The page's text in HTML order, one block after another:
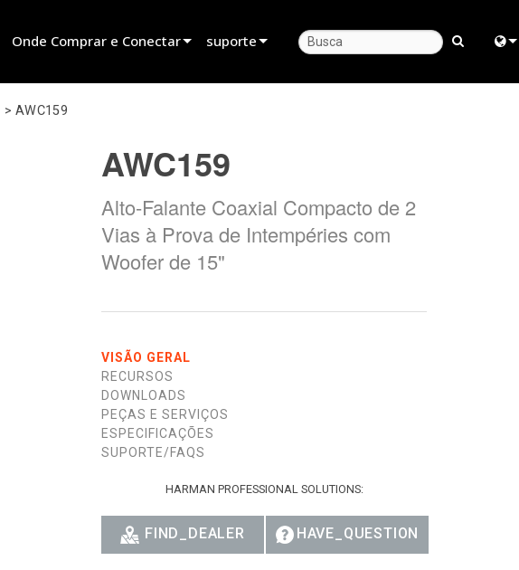
Onde Comprar e Conectar
Encontrar um Instalador
Falar com Vendas
suporte
Portal do Consultor
software
firmware
Garantia
>AWC159
AWC159
Alto-Falante Coaxial Compacto de 2
Vias à Prova de Intempéries com
Woofer de 15"
VISÃO GERAL
RECURSOS
DOWNLOADS
PEÇAS E SERVIÇOS
ESPECIFICAÇÕES
SUPORTE/FAQS
HARMAN PROFESSIONAL SOLUTIONS:
FIND_DEALER HAVE_QUESTION